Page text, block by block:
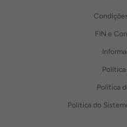
FIN e
Política
Política do